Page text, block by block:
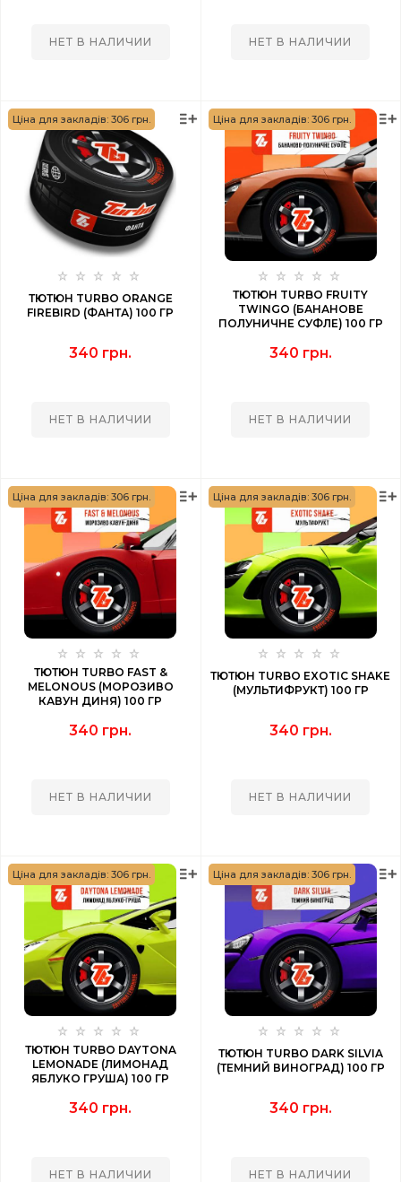
НЕТ В НАЛИЧИИ НЕТ В НАЛИЧИИ
Ціна для закладів: 306 грн.
ТЮТЮН TURBO ORANGE
FIREBIRD (ФАНТА) 100 ГР
340 грн.
НЕТ В НАЛИЧИИ
Ціна для закладів: 306 грн.
ТЮТЮН TURBO FRUITY
TWINGO (БАНАНОВЕ
ПОЛУНИЧНЕ СУФЛЕ) 100 ГР
340 грн.
НЕТ В НАЛИЧИИ
Ціна для закладів: 306 грн.
ТЮТЮН TURBO FAST &
MELONOUS (МОРОЗИВО
КАВУН ДИНЯ) 100 ГР
340 грн.
НЕТ В НАЛИЧИИ
Ціна для закладів: 306 грн.
ТЮТЮН TURBO EXOTIC SHAKE
(МУЛЬТИФРУКТ) 100 ГР
340 грн.
НЕТ В НАЛИЧИИ
Ціна для закладів: 306 грн.
ТЮТЮН TURBO DAYTONA
LEMONADE (ЛИМОНАД
ЯБЛУКО ГРУША) 100 ГР
340 грн.
НЕТ В НАЛИЧИИ
Ціна для закладів: 306 грн.
ТЮТЮН TURBO DARK SILVIA
(ТЕМНИЙ ВИНОГРАД) 100 ГР
340 грн.
НЕТ В НАЛИЧИИ